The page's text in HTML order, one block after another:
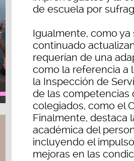
de escuela por
Igualmente, como ya
continuado
requerían de una
como la referencia a
la Inspección de
de las competencias
colegiados, como el
Finalmente, destaca
académica del
incluyendo el
mejoras en las